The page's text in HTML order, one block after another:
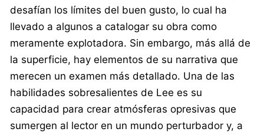
desafían los límites del buen gusto, lo cual ha
llevado a algunos a catalogar su obra como
meramente explotadora. Sin embargo, más allá de
la superficie, hay elementos de su narrativa que
merecen un examen más detallado. Una de las
habilidades sobresalientes de Lee es su
capacidad para crear atmósferas opresivas que
sumergen al lector en un mundo perturbador y, a